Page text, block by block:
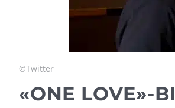
©Twitter
«ONE LOVE»-